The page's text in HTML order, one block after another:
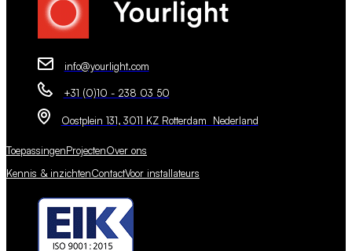
info@yourlight.com
+31 (0)10 - 238 03 50
Oostplein 131, 3011 KZ Rotterdam Nederland
ToepassingenProjectenOver ons
Kennis & inzichtenContactVoor installateurs